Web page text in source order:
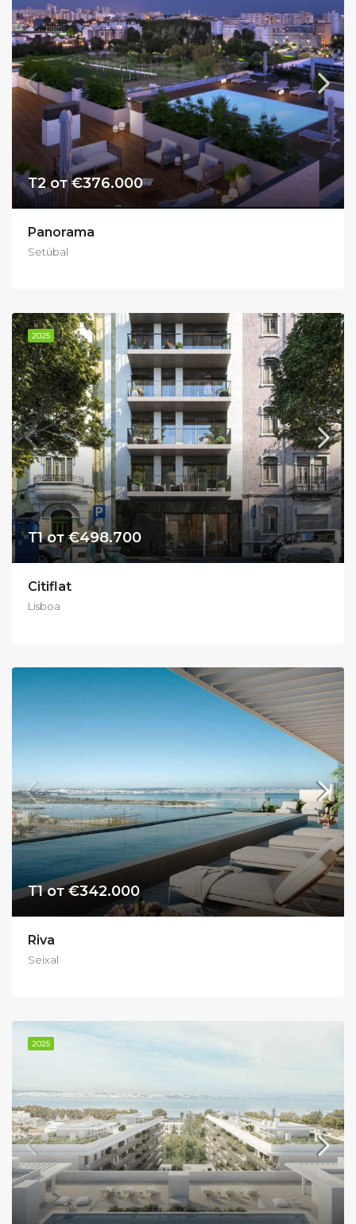
Т2 от €376.000
Panorama
Setúbal
2025
Т1 от €498.700
Citiflat
Lisboa
Т1 от €342.000
Riva
Seixal
2025